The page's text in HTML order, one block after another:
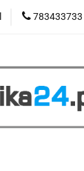
783433733
Łazienka
Wyprzedaż